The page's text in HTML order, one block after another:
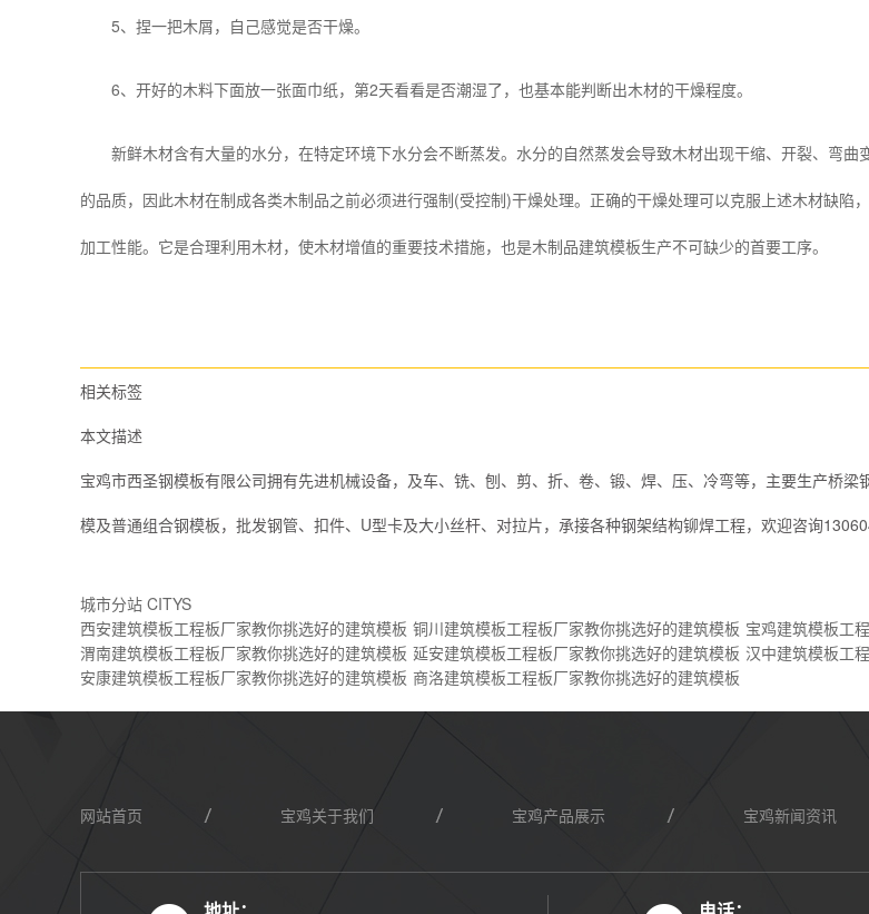
5、捏一把木屑，自己感觉是否干燥。
6、开好的木料下面放一张面巾纸，第2天看看是否潮湿了，也基本能判断出木材的干燥程度。
新鲜木材含有大量的水分，在特定环境下水分会不断蒸发。水分的自然蒸发会导致木材出现干缩、开裂、弯曲
的品质，因此木材在制成各类木制品之前必须进行强制(受控制)干燥处理。正确的干燥处理可以克服上述木材缺陷
加工性能。它是合理利用木材，使木材增值的重要技术措施，也是木制品建筑模板生产不可缺少的首要工序。
相关标签
本文描述
宝鸡市西圣钢模板有限公司拥有先进机械设备，及车、铣、刨、剪、折、卷、锻、焊、压、冷弯等，主要生产桥梁
模及普通组合钢模板，批发钢管、扣件、U型卡及大小丝杆、对拉片，承接各种钢架结构铆焊工程，欢迎咨询
城市分站 CITYS
西安建筑模板工程板厂家教你挑选好的建筑模板 铜川建筑模板工程板厂家教你挑选好的建筑模板 宝鸡建筑模板工
渭南建筑模板工程板厂家教你挑选好的建筑模板 延安建筑模板工程板厂家教你挑选好的建筑模板 汉中建筑模板工
安康建筑模板工程板厂家教你挑选好的建筑模板 商洛建筑模板工程板厂家教你挑选好的建筑模板
网站首页 宝鸡关于我们 宝鸡产品展示 宝鸡新闻资讯